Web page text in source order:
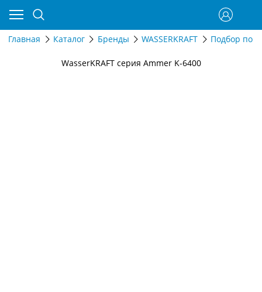
Главная Каталог Бренды WASSERKRAFT Подбор по
WasserKRAFT серия Ammer K-6400